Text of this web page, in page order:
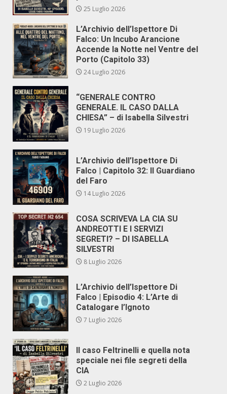
25 Luglio 2026
L’Archivio dell’Ispettore Di
Falco: Un Incubo Arancione
Accende la Notte nel Ventre del
Porto (Capitolo 33)
24 Luglio 2026
“GENERALE CONTRO
GENERALE. IL CASO DALLA
CHIESA” – di Isabella Silvestri
19 Luglio 2026
L’Archivio dell’Ispettore Di
Falco | Capitolo 32: Il Guardiano
del Faro
14 Luglio 2026
COSA SCRIVEVA LA CIA SU
ANDREOTTI E I SERVIZI
SEGRETI? – DI ISABELLA
SILVESTRI
8 Luglio 2026
L’Archivio dell’Ispettore Di
Falco | Episodio 4: L’Arte di
Catalogare l’Ignoto
7 Luglio 2026
Il caso Feltrinelli e quella nota
speciale nei file segreti della
CIA
2 Luglio 2026